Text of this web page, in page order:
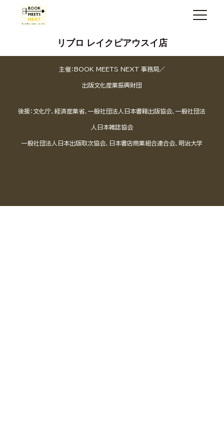
リブロ レイクピアウスイ店
主催：BOOK MEETS NEXT 事務局／
出版文化産業振興財団
後援：文化庁、経済産業省、一般社団法人日本書籍出版協会、一般社団法
人日本雑誌協会
一般社団法人日本出版取次協会、日本書店商業組合連合会、明治大学